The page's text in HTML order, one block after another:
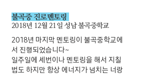
불곡중 진로멘토링
2018년 12월 21일 성남 불곡중학교
2018년 마지막 멘토링이 불곡중학교에
서 진행되었습니다~
일주일에 세번이나 멘토링을 해서 지칠
법도 하지만 항상 에너지가 넘치는 너랑